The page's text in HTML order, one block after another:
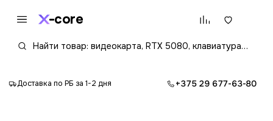
core
Доставка по РБ за 1-2 дня +375 29 677-63-80